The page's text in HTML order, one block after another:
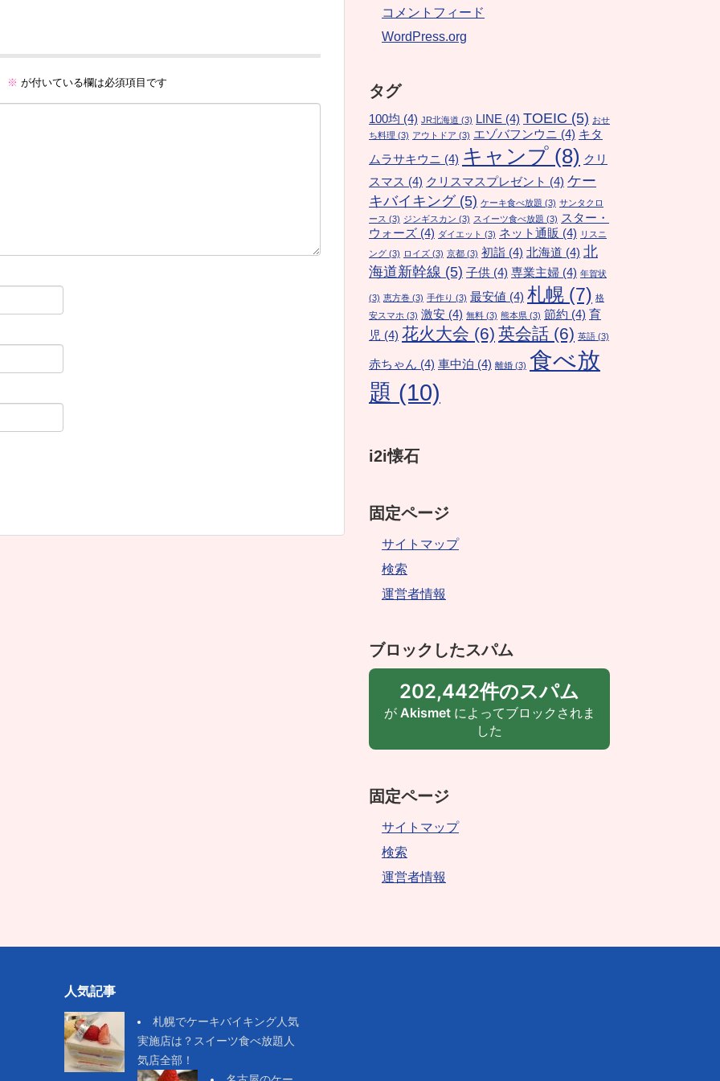
※ が付いている欄は必須項目です
コメントフィード
WordPress.org
タグ
100均 (4) JR北海道 (3) LINE (4) TOEIC (5) おせ
ち料理 (3) アウトドア (3) エゾバフンウニ (4) キタ
ムラサキウニ (4) キャンプ (8) クリ
スマス (4) クリスマスプレゼント (4) ケー
キバイキング(5) ケーキ食べ放題 (3) サンタクロ
ース (3) ジンギスカン (3) スイーツ食べ放題 (3) スター・
ウォーズ (4) ダイエット (3) ネット通販 (4) リスニ
ング (3) ロイズ (3) 京都 (3) 初詣 (4) 北海道 (4) 北
海道新幹線 (5) 子供 (4) 専業主婦 (4) 年賀状
(3) 恵方巻 (3) 手作り (3) 最安値 (4) 札幌 (7) 格
安スマホ (3) 激安 (4) 無料 (3) 熊本県 (3) 節約 (4) 育
児 (4) 花火大会 (6) 英会話 (6) 英語 (3)
赤ちゃん (4) 車中泊 (4) 離婚 (3) 食べ放
題 (10)
i2i懐石
固定ページ
サイトマップ
検索
運営者情報
ブロックしたスパム
202,442件のスパム
が Akismetによってブロックされま
した
固定ページ
サイトマップ
検索
運営者情報
人気記事
札幌でケーキバイキング人気
実施店は？スイーツ食べ放題人
気店全部！